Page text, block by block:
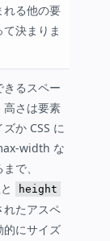
れる他の要
決まりま
るスペー
高さは要素
か CSS に
width な
で、
height
れたアスペ
的にサイズ